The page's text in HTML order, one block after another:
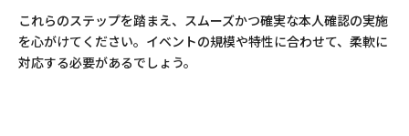
これらのステップを踏まえ、スムーズかつ確実な本人確認の実施
を心がけてください。イベントの規模や特性に合わせて、柔軟に
対応する必要があるでしょう。